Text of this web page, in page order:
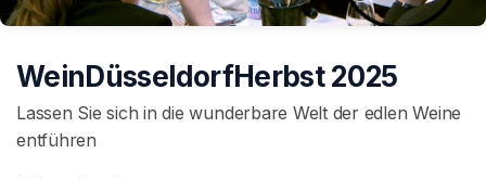
WeinDüsseldorfHerbst 2025
Lassen Sie sich in die wunderbare Welt der edlen Weine
entführen